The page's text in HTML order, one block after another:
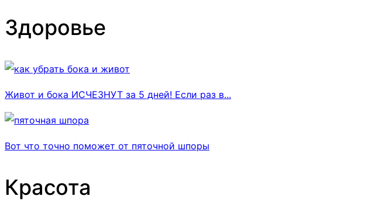
Здоровье
Живот и бока ИСЧЕЗНУТ за 5 дней! Если раз в...
Вот что точно поможет от пяточной шпоры
Красота